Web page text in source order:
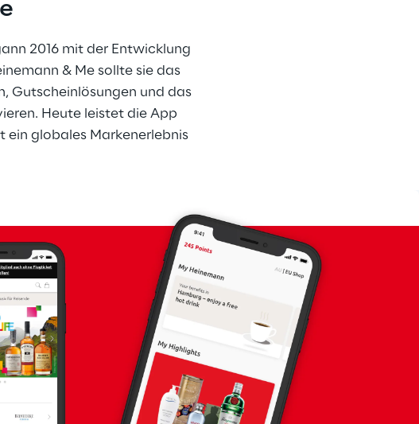
2016 mit der Entwicklung
& Me sollte sie das
Gutscheinlösungen und das
Heute leistet die App
ein globales Markenerlebnis